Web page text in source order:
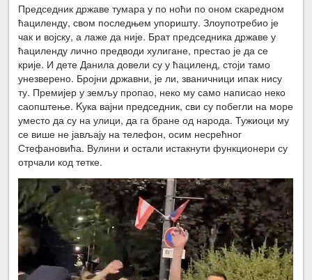
Председник државе тумара у по ноћи по оном скаредном
ћациленду, свом последњем упоришту. Злоупотребио је
чак и војску, а лаже да није. Брат председника државе у
ћациленду лично предводи хулигане, престао је да се
крије. И дете Данила довели су у ћациленд, стоји тамо
унезверено. Бројни државни, је ли, званичници ипак нису
ту. Премијер у земљу пропао, неко му само написао неко
саопштење. Kука вајни председник, сви су побегли на море
уместо да су на улици, да га бране од народа. Тужиоци му
се више не јављају на телефон, осим несрећног
Стефановића. Вулини и остали истакнути функционери су
отрчали код тетке.